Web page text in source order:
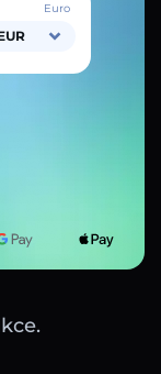
Euro